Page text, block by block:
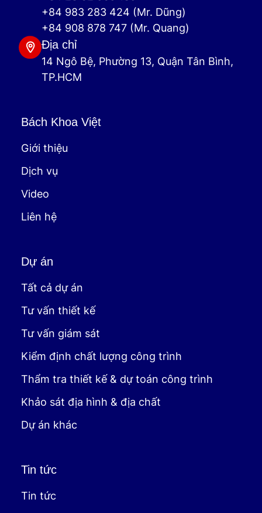
+84 983 283 424 (Mr. Dũng)
+84 908 878 747 (Mr. Quang)
Địa chỉ
14 Ngô Bệ, Phường 13, Quận Tân Bình,
TP.HCM
Bách Khoa Việt
Giới thiệu
Dịch vụ
Video
Liên hệ
Dự án
Tất cả dự án
Tư vấn thiết kế
Tư vấn giám sát
Kiểm định chất lượng công trình
Thẩm tra thiết kế & dự toán công trình
Khảo sát địa hình & địa chất
Dự án khác
Tin tức
Tin tức